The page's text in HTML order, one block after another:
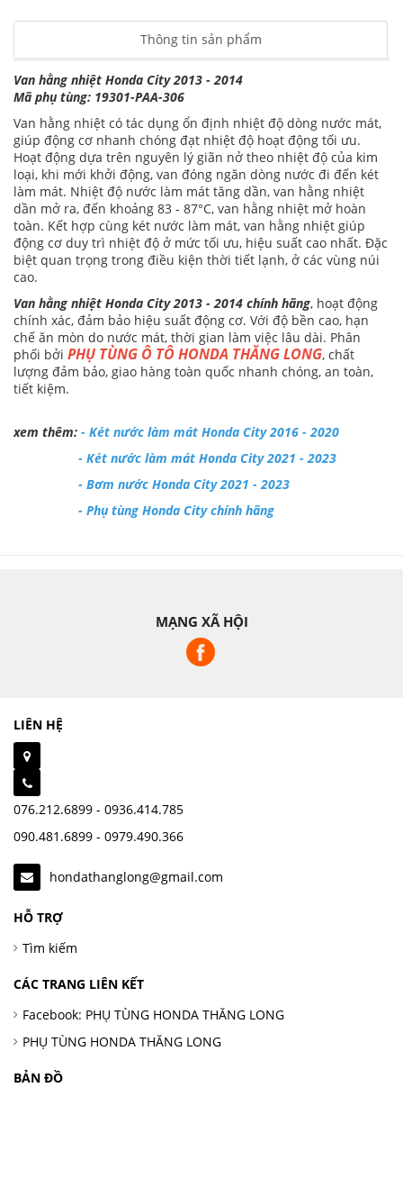
Thông tin sản phẩm
Van hằng nhiệt Honda City 2013 - 2014
Mã phụ tùng: 19301-PAA-306
Van hằng nhiệt có tác dụng ổn định nhiệt độ dòng nước mát,
giúp động cơ nhanh chóng đạt nhiệt độ hoạt động tối ưu.
Hoạt động dựa trên nguyên lý giãn nở theo nhiệt độ của kim
loại, khi mới khởi động, van đóng ngăn dòng nước đi đến két
làm mát. Nhiệt độ nước làm mát tăng dần, van hằng nhiệt
dần mở ra, đến khoảng 83 - 87°C, van hằng nhiệt mở hoàn
toàn. Kết hợp cùng két nước làm mát, van hằng nhiệt giúp
động cơ duy trì nhiệt độ ở mức tối ưu, hiệu suất cao nhất. Đặc
biệt quan trọng trong điều kiện thời tiết lạnh, ở các vùng núi
cao.
Van hằng nhiệt Honda City 2013 - 2014 chính hãng, hoạt động
chính xác, đảm bảo hiệu suất động cơ. Với độ bền cao, hạn
chế ăn mòn do nước mát, thời gian làm việc lâu dài. Phân
phối bởi PHỤ TÙNG Ô TÔ HONDA THĂNG LONG, chất
lượng đảm bảo, giao hàng toàn quốc nhanh chóng, an toàn,
tiết kiệm.
xem thêm: - Két nước làm mát Honda City 2016 - 2020
- Két nước làm mát Honda City 2021 - 2023
- Bơm nước Honda City 2021 - 2023
- Phụ tùng Honda City chính hãng
MẠNG XÃ HỘI
LIÊN HỆ
076.212.6899 - 0936.414.785
090.481.6899 - 0979.490.366
hondathanglong@gmail.com
HỖ TRỢ
Tìm kiếm
CÁC TRANG LIÊN KẾT
Facebook: PHỤ TÙNG HONDA THĂNG LONG
PHỤ TÙNG HONDA THĂNG LONG
BẢN ĐỒ